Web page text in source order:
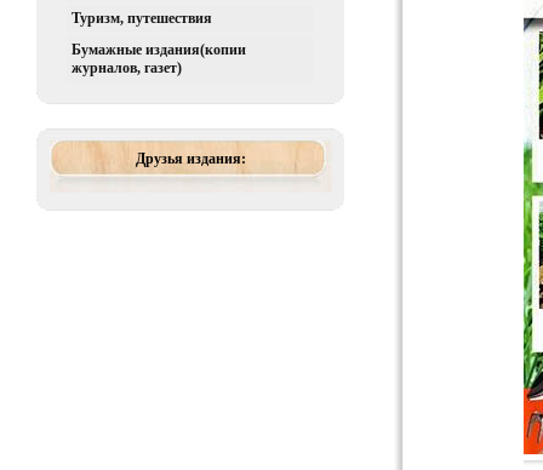
Туризм, путешествия
Бумажные издания(копии
журналов, газет)
Друзья издания: